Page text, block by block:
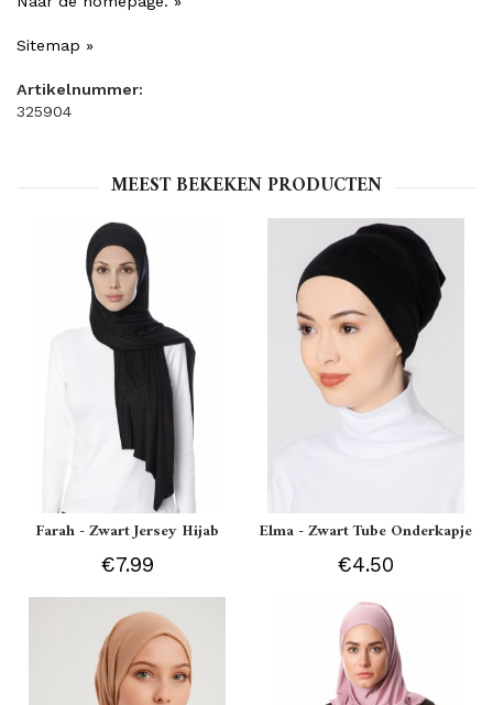
Sitemap »
Artikelnummer:
325904
MEEST BEKEKEN PRODUCTEN
Farah - Zwart Jersey Hijab
€7.99
Elma - Zwart Tube Onderkapje
€4.50